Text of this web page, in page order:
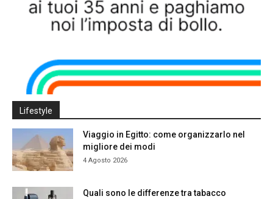
Lifestyle
Viaggio in Egitto: come organizzarlo nel
migliore dei modi
4 Agosto 2026
Quali sono le differenze tra tabacco